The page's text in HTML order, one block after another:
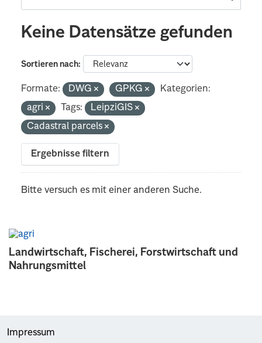
Landwirtschaft, Fischerei, Forstwirtschaft und
Nahrungsmittel
Keine Datensätze gefunden
Sortieren nach
Formate: DWG GPKG
Kategorien:
agri
Tags:
LeipziGIS
Cadastral parcels
Ergebnisse filtern
Bitte versuch es mit einer anderen Suche.
Impressum